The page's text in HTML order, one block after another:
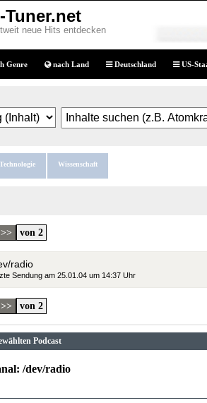
Tuner.net
neue Hits entdecken
Genre nach Land Deutschland US-
Technologie Wissenschaft
>> von 2
radio
Sendung am 25.01.04 um 14:37 Uhr
>> von 2
Podcast
/dev/radio